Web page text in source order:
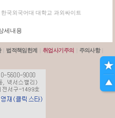
국외국어대 대학교 과외싸이트
세내용
법적책임한계 취업사기주의 주의사항